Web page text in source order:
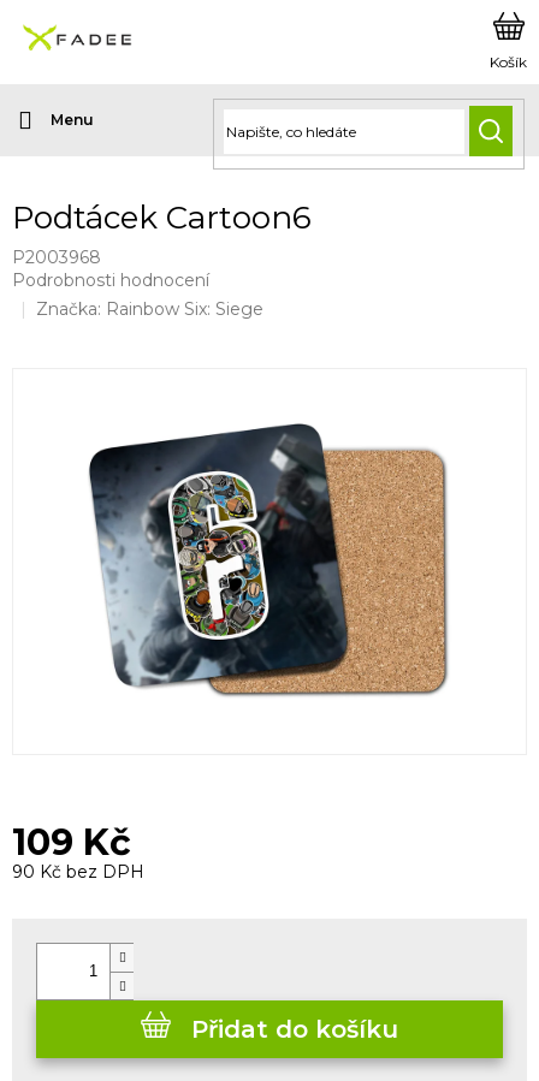
obsah
Podtácek Cartoon6
P2003968
Průměrné
hodnocení
Podrobnosti hodnocení
Značka: Rainbow Six: Siege
109 Kč
90 Kč bez DPH
Přidat do košíku